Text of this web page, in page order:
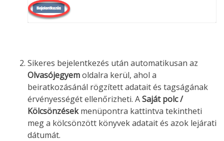
Sikeres bejelentkezés után automatikusan az
Olvasójegyemoldalra kerül, ahol a
beiratkozásánál rögzített adatait és tagságának
érvényességét ellenőrizheti. ASaját polc /
Kölcsönzésekmenüpontra kattintva tekintheti
meg a kölcsönzött könyvek adatait és azok lejárati
dátumát.